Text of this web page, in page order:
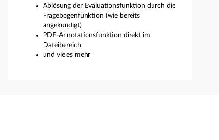
Ablösung der Evaluationsfunktion durch die
Fragebogenfunktion (wie bereits
angekündigt)
PDF-Annotationsfunktion direkt im
Dateibereich
und vieles mehr